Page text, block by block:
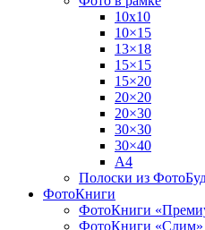
10х10
10×15
13×18
15×15
15×20
20×20
20×30
30×30
30×40
A4
Полоски из
ФотоКниги
ФотоКниги
ФотоКниги «Слим»